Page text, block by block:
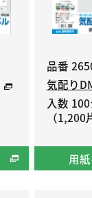
品番
気配り
入数
（1,200
用